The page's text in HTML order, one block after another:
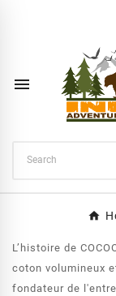

L’histoire de
coton volumineux
fondateur de
Wishlist name